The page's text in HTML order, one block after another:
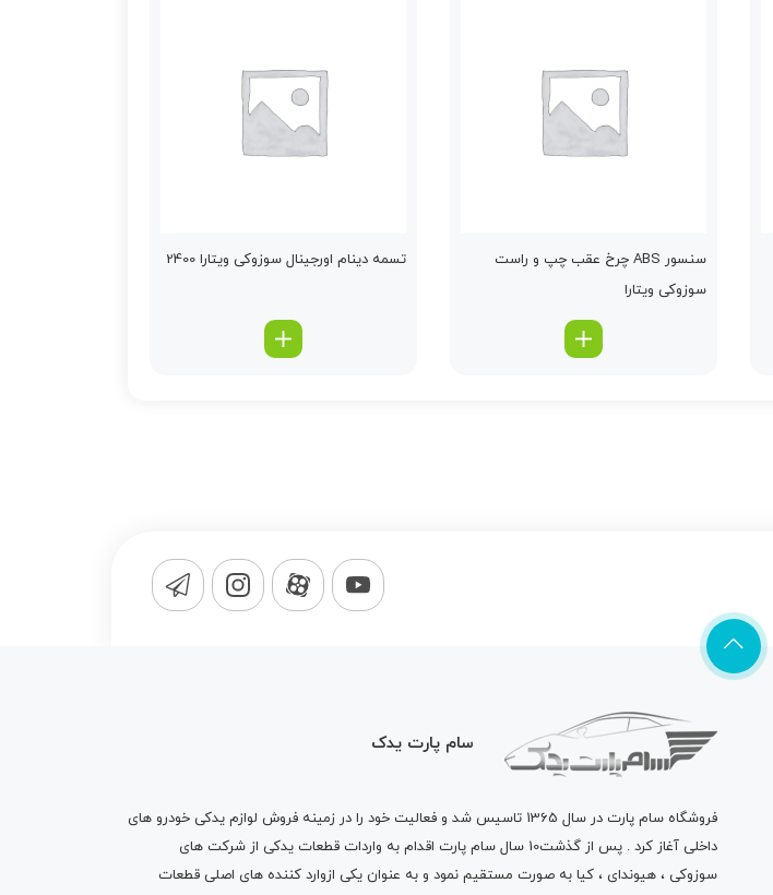
سنسور ABS چرخ عقب چپ و راست
سوزوکی ویتارا
تسمه دینام اورجینال سوزوکی ویتارا 2400
سام پارت یدک
فروشگاه سام پارت
در سال 1365 تاسیس شد و فعالیت خود را در زمینه فروش لوازم یدکی خودرو های
داخلی آغاز کرد . پس از گذشت10 سال سام پارت اقدام به واردات قطعات یدکی از شرکت های
سوزوکی ، هیوندای ، کیا به صورت مستقیم نمود و به عنوان یکی ازوارد کننده های اصلی قطعات